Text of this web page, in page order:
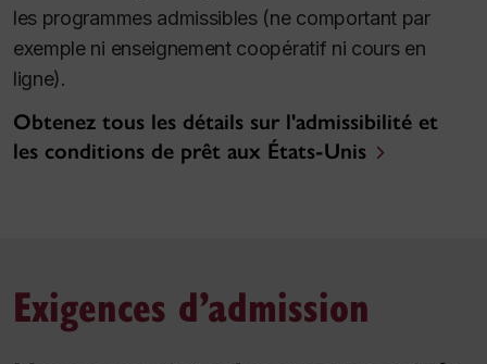
les programmes admissibles (ne comportant par
exemple ni enseignement coopératif ni cours en
ligne).
Obtenez tous les détails sur l'admissibilité et
les conditions de prêt aux États-Unis
Exigences d’admission